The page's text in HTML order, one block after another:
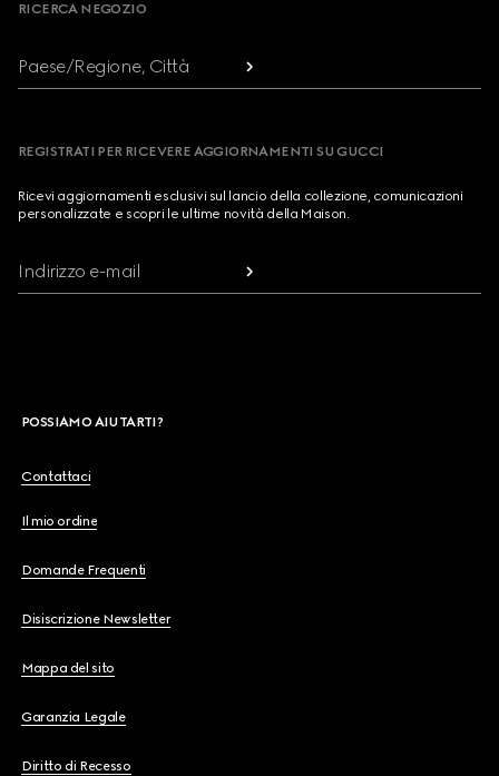
RICERCA NEGOZIO
Paese/Regione, Città
REGISTRATI PER RICEVERE AGGIORNAMENTI SU GUCCI
Ricevi aggiornamenti esclusivi sul lancio della collezione, comunicazioni
personalizzate e scopri le ultime novità della Maison.
Indirizzo e-mail
POSSIAMO AIUTARTI?
Contattaci
Il mio ordine
Domande Frequenti
Disiscrizione Newsletter
Mappa del sito
Garanzia Legale
Diritto di Recesso